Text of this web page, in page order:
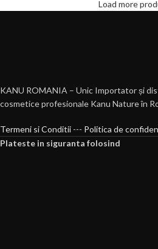
Load more
KANU ROMANIA – Unic Importator și
cosmetice profesionale Kanu Nature în
Termeni si Conditii --- Politica de
Plateste in siguranta folosind